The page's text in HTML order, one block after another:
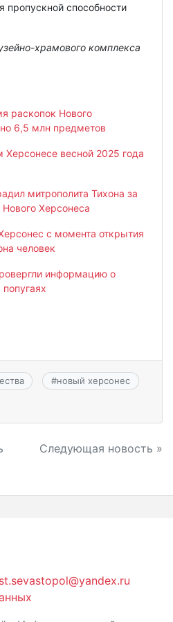
пропускной способности
храмового комплекса
раскопок Нового
6,5 млн предметов
Херсонесе весной 2025 года
митрополита Тихона за
Нового Херсонеса
с момента открытия
человек
информацию о
#новый херсонес
Следующая новость »